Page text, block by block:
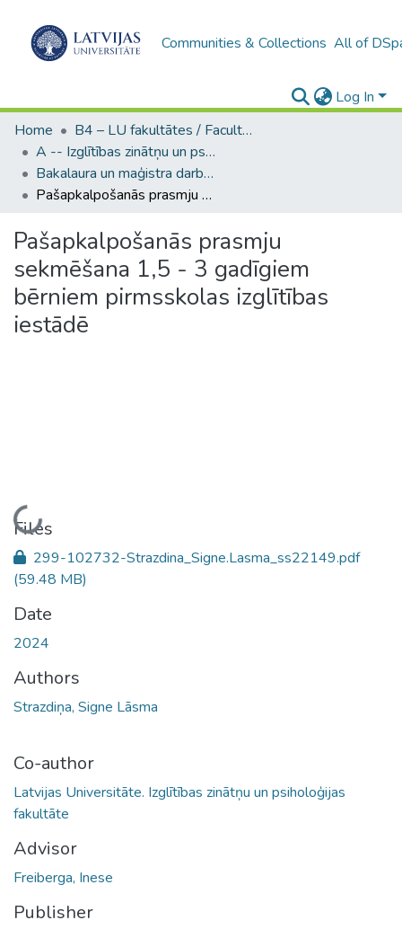
Communities & Collections All of
Log In
Home
B4 – LU fakultātes / Faculties of the UL
A -- Izglītības zinātņu un psiholoģijas fakultāte / Faculty of Education Sciences and Psychology
Bakalaura un maģistra darbi (PPMF) / Bachelor's and Master's theses
Pašapkalpošanās prasmju sekmēšana 1,5 - 3 gadīgiem bērniem pirmsskolas izglītības iestādē
Pašapkalpošanās prasmju
sekmēšana 1,5 - 3 gadīgiem
bērniem pirmsskolas izglītības
iestādē
Loading...
Files
299-102732-Strazdina_Signe.Lasma_ss22149.pdf
(59.48 MB)
Date
2024
Authors
Strazdiņa, Signe Lāsma
Co-author
Latvijas Universitāte. Izglītības zinātņu un psiholoģijas
fakultāte
Advisor
Freiberga, Inese
Publisher